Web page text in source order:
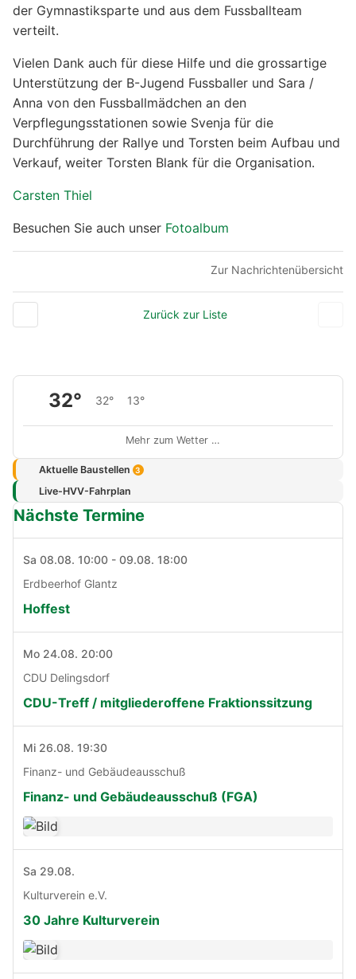
der Gymnastiksparte und aus dem Fussballteam
verteilt.
Vielen Dank auch für diese Hilfe und die grossartige
Unterstützung der B-Jugend Fussballer und Sara /
Anna von den Fussballmädchen an den
Verpflegungsstationen sowie Svenja für die
Durchführung der Rallye und Torsten beim Aufbau und
Verkauf, weiter Torsten Blank für die Organisation.
Carsten Thiel
Besuchen Sie auch unser Fotoalbum
Zur Nachrichtenübersicht
Zurück zur Liste
32° 32° 13°
Mehr zum Wetter …
Aktuelle Baustellen 3
Live-HVV-Fahrplan
Nächste Termine
Sa 08.08. 10:00 - 09.08. 18:00
Erdbeerhof Glantz
Hoffest
Mo 24.08. 20:00
CDU Delingsdorf
CDU-Treff / mitgliederoffene Fraktionssitzung
Mi 26.08. 19:30
Finanz- und Gebäudeausschuß
Finanz- und Gebäudeausschuß (FGA)
Sa 29.08.
Kulturverein e.V.
30 Jahre Kulturverein